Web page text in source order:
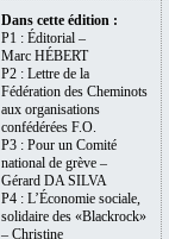
Dans cette édition :
P1 : Éditorial –
Marc HÉBERT
P2 : Lettre de la
Fédération des Cheminots
aux organisations
confédérées F.O.
P3 : Pour un Comité
national de grève –
Gérard DA SILVA
P4 : L’Économie sociale,
solidaire des «Blackrock»
– Christine